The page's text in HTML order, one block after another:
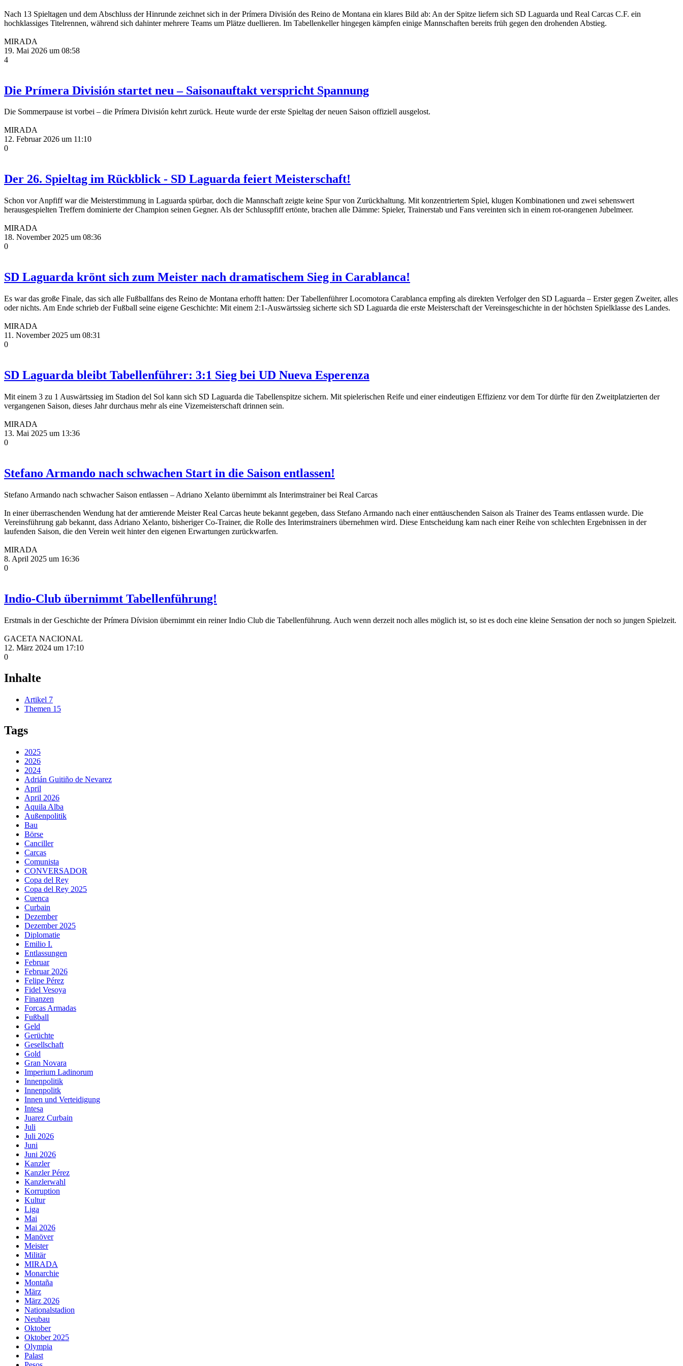
Nach 13 Spieltagen und dem Abschluss der Hinrunde zeichnet sich in der Prímera División des Reino de Montana ein klares Bild ab: An der Spitze liefern sich SD Laguarda und Real Carcas C.F. ein
hochklassiges Titelrennen, während sich dahinter mehrere Teams um Plätze duellieren. Im Tabellenkeller hingegen kämpfen einige Mannschaften bereits früh gegen den drohenden Abstieg.
MIRADA
19. Mai 2026 um 08:58
4
Die Prímera División startet neu – Saisonauftakt verspricht Spannung
Die Sommerpause ist vorbei – die Prímera División kehrt zurück. Heute wurde der erste Spieltag der neuen Saison offiziell ausgelost.
MIRADA
12. Februar 2026 um 11:10
0
Der 26. Spieltag im Rückblick - SD Laguarda feiert Meisterschaft!
Schon vor Anpfiff war die Meisterstimmung in Laguarda spürbar, doch die Mannschaft zeigte keine Spur von Zurückhaltung. Mit konzentriertem Spiel, klugen Kombinationen und zwei sehenswert
herausgespielten Treffern dominierte der Champion seinen Gegner. Als der Schlusspfiff ertönte, brachen alle Dämme: Spieler, Trainerstab und Fans vereinten sich in einem rot-orangenen Jubelmeer.
MIRADA
18. November 2025 um 08:36
0
SD Laguarda krönt sich zum Meister nach dramatischem Sieg in Carablanca!
Es war das große Finale, das sich alle Fußballfans des Reino de Montana erhofft hatten: Der Tabellenführer Locomotora Carablanca empfing als direkten Verfolger den SD Laguarda – Erster gegen Zweiter, alles
oder nichts. Am Ende schrieb der Fußball seine eigene Geschichte: Mit einem 2:1-Auswärtssieg sicherte sich SD Laguarda die erste Meisterschaft der Vereinsgeschichte in der höchsten Spielklasse des Landes.
MIRADA
11. November 2025 um 08:31
0
SD Laguarda bleibt Tabellenführer: 3:1 Sieg bei UD Nueva Esperenza
Mit einem 3 zu 1 Auswärtssieg im Stadion del Sol kann sich SD Laguarda die Tabellenspitze sichern. Mit spielerischen Reife und einer eindeutigen Effizienz vor dem Tor dürfte für den Zweitplatzierten der
vergangenen Saison, dieses Jahr durchaus mehr als eine Vizemeisterschaft drinnen sein.
MIRADA
13. Mai 2025 um 13:36
0
Stefano Armando nach schwachen Start in die Saison entlassen!
Stefano Armando nach schwacher Saison entlassen – Adriano Xelanto übernimmt als Interimstrainer bei Real Carcas
In einer überraschenden Wendung hat der amtierende Meister Real Carcas heute bekannt gegeben, dass Stefano Armando nach einer enttäuschenden Saison als Trainer des Teams entlassen wurde. Die
Vereinsführung gab bekannt, dass Adriano Xelanto, bisheriger Co-Trainer, die Rolle des Interimstrainers übernehmen wird. Diese Entscheidung kam nach einer Reihe von schlechten Ergebnissen in der
laufenden Saison, die den Verein weit hinter den eigenen Erwartungen zurückwarfen.
MIRADA
8. April 2025 um 16:36
0
Indio-Club übernimmt Tabellenführung!
Erstmals in der Geschichte der Prímera Dívision übernimmt ein reiner Indio Club die Tabellenführung. Auch wenn derzeit noch alles möglich ist, so ist es doch eine kleine Sensation der noch so jungen Spielzeit.
GACETA NACIONAL
12. März 2024 um 17:10
0
Inhalte
Artikel 7
Themen 15
Tags
2025
2026
2024
Adrián Guitiño de Nevarez
April
April 2026
Aquila Alba
Außenpolitik
Bau
Börse
Canciller
Carcas
Comunista
CONVERSADOR
Copa del Rey
Copa del Rey 2025
Cuenca
Curbain
Dezember
Dezember 2025
Diplomatie
Emilio I.
Entlassungen
Februar
Februar 2026
Felipe Pérez
Fidel Vesoya
Finanzen
Forcas Armadas
Fußball
Geld
Gerüchte
Gesellschaft
Gold
Gran Novara
Imperium Ladinorum
Innenpolitik
Innenpolitk
Innen und Verteidigung
Intesa
Juarez Curbain
Juli
Juli 2026
Juni
Juni 2026
Kanzler
Kanzler Pérez
Kanzlerwahl
Korruption
Kultur
Liga
Mai
Mai 2026
Manöver
Meister
Militär
MIRADA
Monarchie
Montaña
März
März 2026
Nationalstadion
Neubau
Oktober
Oktober 2025
Olympia
Palast